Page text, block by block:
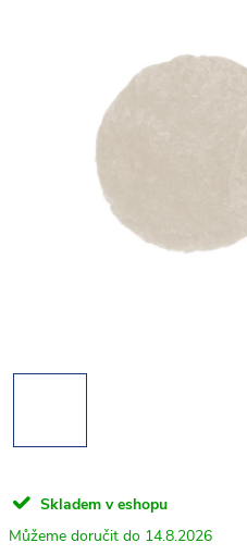
Skladem v eshopu
14.8.2026